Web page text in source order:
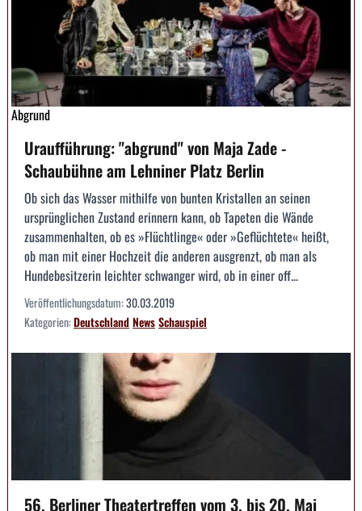
Abgrund
Uraufführung: "abgrund" von Maja Zade -
Schaubühne am Lehniner Platz Berlin
Ob sich das Wasser mithilfe von bunten Kristallen an seinen
ursprünglichen Zustand erinnern kann, ob Tapeten die Wände
zusammenhalten, ob es »Flüchtlinge« oder »Geflüchtete« heißt,
ob man mit einer Hochzeit die anderen ausgrenzt, ob man als
Hundebesitzerin leichter schwanger wird, ob in einer off...
Veröffentlichungsdatum:30.03.2019
Kategorien:DeutschlandNewsSchauspiel
56. Berliner Theatertreffen vom 3. bis 20. Mai